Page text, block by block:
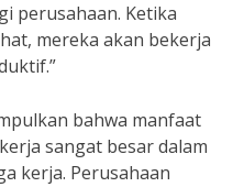
perusahaan. Ketika
mereka akan bekerja
bahwa manfaat
sangat besar dalam
kerja. Perusahaan